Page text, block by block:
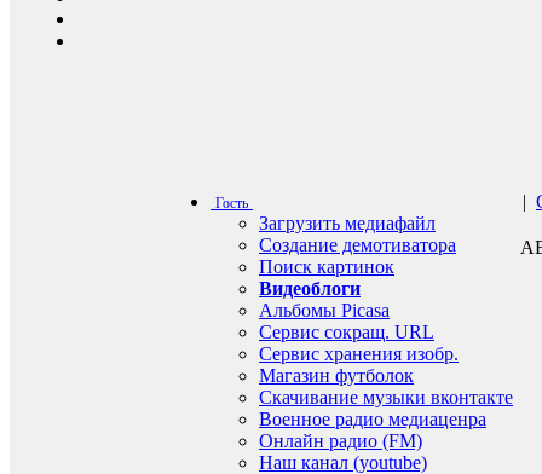
Гость
Загрузить медиафайл
Создание демотиватора
Поиск картинок
Видеоблоги
Альбомы Picasa
Сервис сокращ. URL
Сервис хранения изобр.
Магазин футболок
Скачивание музыки вконтакте
Военное радио медиаценра
Онлайн радио (FM)
Наш канал (youtube)
|